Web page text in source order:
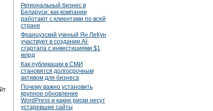
Региональный бизнес в
Беларуси: как компании
работают с клиентами по всей
стране
Французский ученый Ян ЛеКун
участвует в создании AI-
стартапа с инвестициями $1
млрд
Как публикации в СМИ
становятся долгосрочным
активом для бизнеса
Почему важно установить
крупное обновление
WordPress и какие риски несут
устаревшие сайты